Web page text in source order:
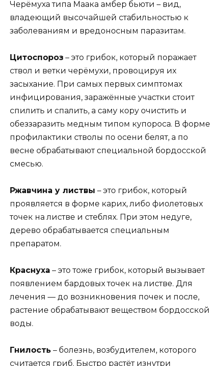
Черёмуха типа Маака амбер бьюти – вид,
владеющий высочайшей стабильностью к
заболеваниям и вредоносным паразитам.
Цитоспороз – это грибок, который поражает
ствол и ветки черёмухи, провоцируя их
засыхание. При самых первых симптомах
инфицирования, заражённые участки стоит
спилить и спалить, а саму кору очистить и
обеззаразить медным типом купороса. В форме
профилактики стволы по осени белят, а по
весне обрабатывают специальной бордосской
смесью.
Ржавчина у листвы – это грибок, который
проявляется в форме карих, либо фиолетовых
точек на листве и стеблях. При этом недуге,
дерево обрабатывается специальным
препаратом.
Краснуха – это тоже грибок, который вызывает
появлением бардовых точек на листве. Для
лечения — до возникновения почек и после,
растение обрабатывают веществом бордосской
воды.
Гнилость – болезнь, возбудителем, которого
считается гриб. Быстро растёт изнутри